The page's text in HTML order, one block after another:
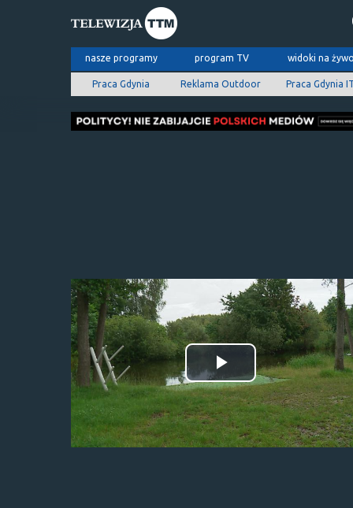
nasze programy program TV widoki na
Praca Gdynia Reklama Outdoor Praca Gdynia
Odtwórz
wideo